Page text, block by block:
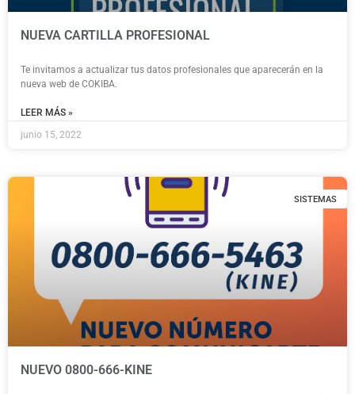
NUEVA CARTILLA PROFESIONAL
Te invitamos a actualizar tus datos profesionales que aparecerán en la
nueva web de COKIBA.
LEER MÁS »
junio 15, 2022
SISTEMAS
NUEVO 0800-666-KINE